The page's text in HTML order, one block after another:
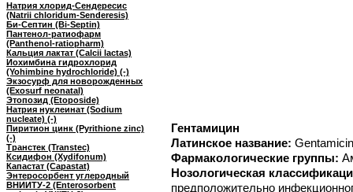
Натрия хлорид-Сендересис
(Natrii chloridum-Senderesis)
Би-Септин (Bi-Septin)
Пантенол-ратиофарм
(Panthenol-ratiopharm)
Кальция лактат (Calcii lactas)
Иохимбина гидрохлорид
(Yohimbine hydrochloride) (-)
Экзосурф для новорожденных
(Exosurf neonatal)
Этопозид (Etoposide)
Натрия нуклеинат (Sodium
nucleate) (-)
Пиритион цинк (Pyrithione zinc)
(-)
Транстек (Transtec)
Ксидифон (Xydifonum)
Капастат (Capastat)
Энтеросорбент углеродный
ВНИИТУ-2 (Enterosorbent
Гентамицин
Латинское название: Gentamicin
Фармакологические группы:
Нозологическая
предположительно